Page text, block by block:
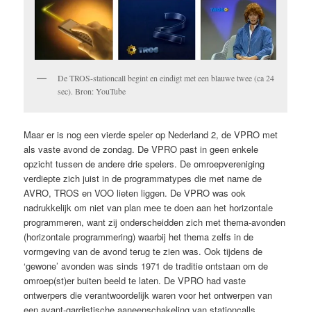
De TROS-stationcall begint en eindigt met een blauwe twee (ca 24
sec). Bron: YouTube
Maar er is nog een vierde speler op Nederland 2, de VPRO met
als vaste avond de zondag. De VPRO past in geen enkele
opzicht tussen de andere drie spelers. De omroepvereniging
verdiepte zich juist in de programmatypes die met name de
AVRO, TROS en VOO lieten liggen. De VPRO was ook
nadrukkelijk om niet van plan mee te doen aan het horizontale
programmeren, want zij onderscheidden zich met thema-avonden
(horizontale programmering) waarbij het thema zelfs in de
vormgeving van de avond terug te zien was. Ook tijdens de
‘gewone’ avonden was sinds 1971 de traditie ontstaan om de
omroep(st)er buiten beeld te laten. De VPRO had vaste
ontwerpers die verantwoordelijk waren voor het ontwerpen van